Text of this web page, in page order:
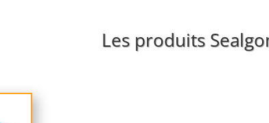
Les produits